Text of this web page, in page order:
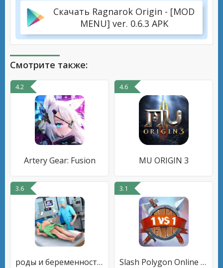
Скачать Ragnarok Origin - [MOD
MENU] ver. 0.6.3 APK
Смотрите также:
4.2
Artery Gear: Fusion
4.6
MU ORIGIN 3
3.6
роды и беременность игра 3D
3.1
Slash Polygon Online PVP Arena